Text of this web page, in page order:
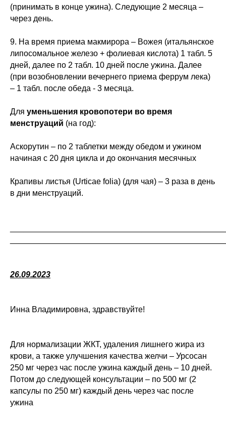
(принимать в конце ужина). Следующие 2 месяца –
через день.
9. На время приема макмирора – Вожея (итальянское
липосомальное железо + фолиевая кислота) 1 табл. 5
дней, далее по 2 табл. 10 дней после ужина. Далее
(при возобновлении вечернего приема феррум лека)
– 1 табл. после обеда - 3 месяца.
Для уменьшения кровопотери во время
менструаций (на год):
Аскорутин – по 2 таблетки между обедом и ужином
начиная с 20 дня цикла и до окончания месячных
Крапивы листья (Urticae folia) (для чая) – 3 раза в день
в дни менструаций.
26.09.2023
Инна Владимировна, здравствуйте!
Для нормализации ЖКТ, удаления лишнего жира из
крови, а также улучшения качества желчи – Урсосан
250 мг через час после ужина каждый день – 10 дней.
Потом до следующей консультации – по 500 мг (2
капсулы по 250 мг) каждый день через час после
ужина